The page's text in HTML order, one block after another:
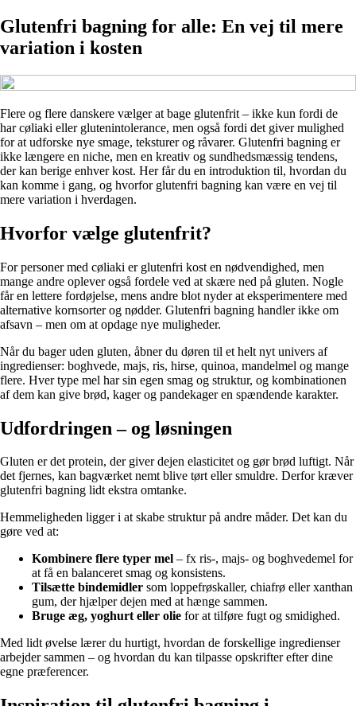
Glutenfri bagning for alle: En vej til mere
variation i kosten
Flere og flere danskere vælger at bage glutenfrit – ikke kun fordi de
har cøliaki eller glutenintolerance, men også fordi det giver mulighed
for at udforske nye smage, teksturer og råvarer. Glutenfri bagning er
ikke længere en niche, men en kreativ og sundhedsmæssig tendens,
der kan berige enhver kost. Her får du en introduktion til, hvordan du
kan komme i gang, og hvorfor glutenfri bagning kan være en vej til
mere variation i hverdagen.
Hvorfor vælge glutenfrit?
For personer med cøliaki er glutenfri kost en nødvendighed, men
mange andre oplever også fordele ved at skære ned på gluten. Nogle
får en lettere fordøjelse, mens andre blot nyder at eksperimentere med
alternative kornsorter og nødder. Glutenfri bagning handler ikke om
afsavn – men om at opdage nye muligheder.
Når du bager uden gluten, åbner du døren til et helt nyt univers af
ingredienser: boghvede, majs, ris, hirse, quinoa, mandelmel og mange
flere. Hver type mel har sin egen smag og struktur, og kombinationen
af dem kan give brød, kager og pandekager en spændende karakter.
Udfordringen – og løsningen
Gluten er det protein, der giver dejen elasticitet og gør brød luftigt. Når
det fjernes, kan bagværket nemt blive tørt eller smuldre. Derfor kræver
glutenfri bagning lidt ekstra omtanke.
Hemmeligheden ligger i at skabe struktur på andre måder. Det kan du
gøre ved at:
Kombinere flere typer mel – fx ris-, majs- og boghvedemel for
at få en balanceret smag og konsistens.
Tilsætte bindemidler som loppefrøskaller, chiafrø eller xanthan
gum, der hjælper dejen med at hænge sammen.
Bruge æg, yoghurt eller olie for at tilføre fugt og smidighed.
Med lidt øvelse lærer du hurtigt, hvordan de forskellige ingredienser
arbejder sammen – og hvordan du kan tilpasse opskrifter efter dine
egne præferencer.